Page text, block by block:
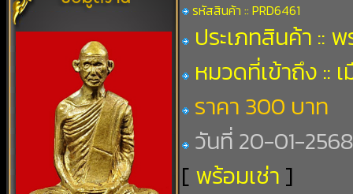
รหัสสินค้า :: PRD6461
ประเภทสินค้า ::
หมวดที่เข้าถึง ::
ราคา 300 บาท
วันที่ 20-01-
[ พร้อมเช่า ]